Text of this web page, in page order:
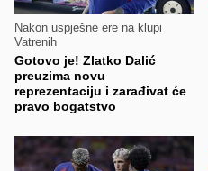
Nakon uspješne ere na klupi
Vatrenih
Gotovo je! Zlatko Dalić
preuzima novu
reprezentaciju i zarađivat će
pravo bogatstvo